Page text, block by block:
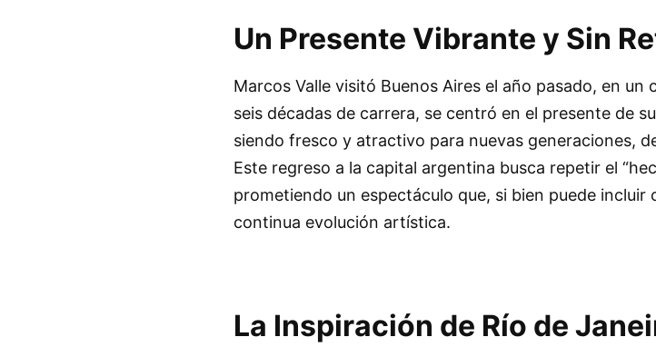
Un Presente Vibrante y Sin
Marcos Valle visitó Buenos Aires el año pasado, en
seis décadas de carrera, se centró en el presente de
siendo fresco y atractivo para nuevas generaciones,
Este regreso a la capital argentina busca repetir el
prometiendo un espectáculo que, si bien puede incluir
continua evolución artística.
La Inspiración de Río de